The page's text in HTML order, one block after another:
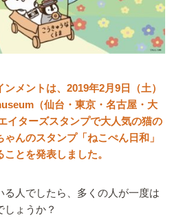
メントは、2019年2月9日（土）
（仙台・東京・名古屋・大
イターズスタンプで大人気の猫の
んのスタンプ「ねこぺん日和」
とを発表しました。
る人でしたら、多くの人が一度は
しょうか？